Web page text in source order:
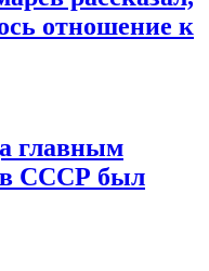
отношение к
главным
СССР был